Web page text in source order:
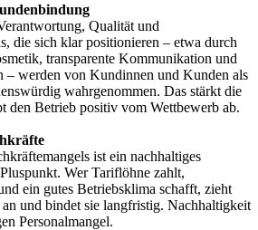
Qualität und
die sich klar positionieren – etwa durch
transparente Kommunikation und
– werden von Kundinnen und Kunden als
wahrgenommen. Das stärkt die
den Betrieb positiv vom Wettbewerb ab.
ist ein nachhaltiges
Wer Tariflöhne zahlt,
ein gutes Betriebsklima schafft, zieht
und bindet sie langfristig. Nachhaltigkeit
Personalmangel.